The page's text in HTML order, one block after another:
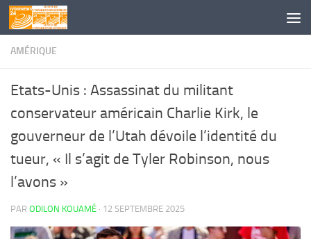
Skip to content
AMÉRIQUE
Etats-Unis : Assassinat du militant
conservateur américain Charlie Kirk, le
gouverneur de l’Utah dévoile l’identité du
tueur, « Il s’agit de Tyler Robinson, nous
l’avons »
PAR ODILON KOUAMÉ · 12 SEPTEMBRE 2025